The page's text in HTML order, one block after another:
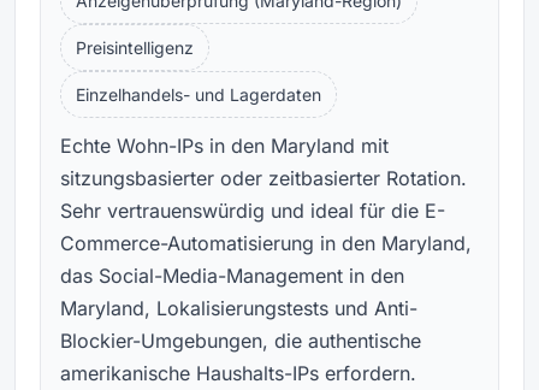
Preisintelligenz
Einzelhandels- und Lagerdaten
Echte Wohn-IPs in den Maryland mit
sitzungsbasierter oder zeitbasierter Rotation.
Sehr vertrauenswürdig und ideal für die E-
Commerce-Automatisierung in den Maryland,
das Social-Media-Management in den
Maryland, Lokalisierungstests und Anti-
Blockier-Umgebungen, die authentische
amerikanische Haushalts-IPs erfordern.